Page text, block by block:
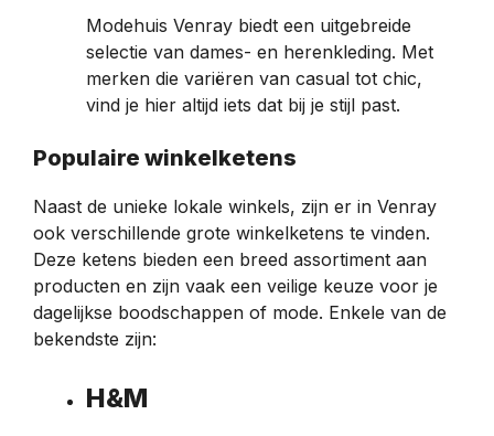
Modehuis Venray biedt een uitgebreide
selectie van dames- en herenkleding. Met
merken die variëren van casual tot chic,
vind je hier altijd iets dat bij je stijl past.
Populaire winkelketens
Naast de unieke lokale winkels, zijn er in Venray
ook verschillende grote winkelketens te vinden.
Deze ketens bieden een breed assortiment aan
producten en zijn vaak een veilige keuze voor je
dagelijkse boodschappen of mode. Enkele van de
bekendste zijn:
H&M